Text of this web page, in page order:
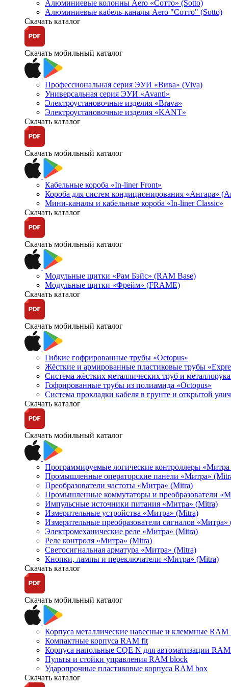
Алюминиевые колонны Aero «Сотто» (Sotto)
Алюминиевые кабель-каналы Aero "Сотто" (Sotto)
Скачать каталог
Скачать мобильный каталог
Профессиональная серия ЭУИ «Вива» (Viva)
Универсальная серия ЭУИ «Avanti»
Электроустановочные изделия «Brava»
Электроустановочные изделия «KANT»
Скачать каталог
Скачать мобильный каталог
Кабельные короба «In-liner Front»
Короба для систем кондиционирования «Ангара»
Мини-каналы и кабельные короба «In-liner Classic»
Скачать каталог
Скачать мобильный каталог
Модульные щитки «Рам Бэйс» (RAM Base)
Модульные щитки «Фрейм» (FRAME)
Скачать каталог
Скачать мобильный каталог
Гибкие гофрированные трубы «Octopus»
Жёсткие и армированные пластиковые трубы
Система жёстких металлических труб и
Гофрированные трубы из полиамида «Octopus»
Система прокладки кабеля в грунте и открытой
Скачать каталог
Скачать мобильный каталог
Программируемые логические контроллеры
Промышленные операторские панели «Митра»
Преобразователи частоты «Митра» (Mitra)
Промышленные коммутаторы и преобразователи
Импульсные источники питания «Митра» (Mitra)
Измерительные устройства «Митра» (Mitra)
Измерительные преобразователи сигналов «Митра»
Электромеханические реле «Митра» (Mitra)
Реле контроля «Митра» (Mitra)
Светосигнальная арматура «Митра» (Mitra)
Кнопки, лампы и переключатели «Митра» (Mitra)
Скачать каталог
Скачать мобильный каталог
Корпуса металлические навесные и клеммные RAM
Компактные корпуса RAM fit
Корпуса напольные CQE N для автоматизации
Пульты и стойки управления RAM block
Ударопрочные пластиковые корпуса RAM box
Скачать каталог